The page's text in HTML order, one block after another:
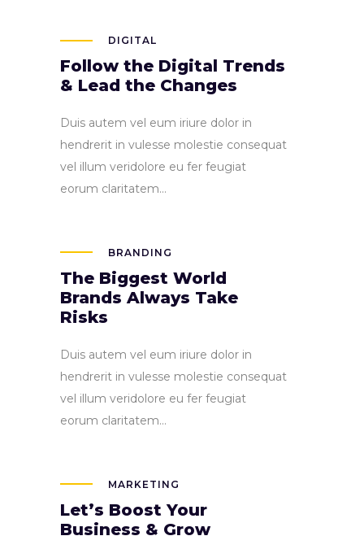
DIGITAL
Follow the Digital Trends
& Lead the Changes
Duis autem vel eum iriure dolor in
hendrerit in vulesse molestie consequat
vel illum veridolore eu fer feugiat
eorum claritatem...
BRANDING
The Biggest World
Brands Always Take
Risks
Duis autem vel eum iriure dolor in
hendrerit in vulesse molestie consequat
vel illum veridolore eu fer feugiat
eorum claritatem...
MARKETING
Let’s Boost Your
Business & Grow